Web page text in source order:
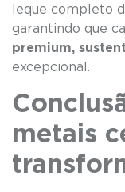
leque completo
garantindo que
premium,
excepcional.
metais